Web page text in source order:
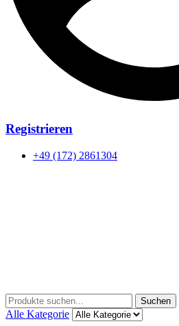
Registrieren
+49 (172) 2861304
Menu
Suchen
nach:
Suchen
Alle Kategorie